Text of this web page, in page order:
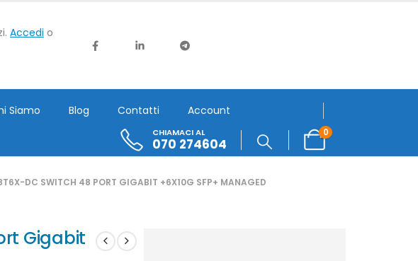
Accedi o
Siamo Blog Contatti Account
CHIAMACI AL
070 274604
0
DC SWITCH 48 PORT GIGABIT +6X10G SFP+ MANAGED
Gigabit